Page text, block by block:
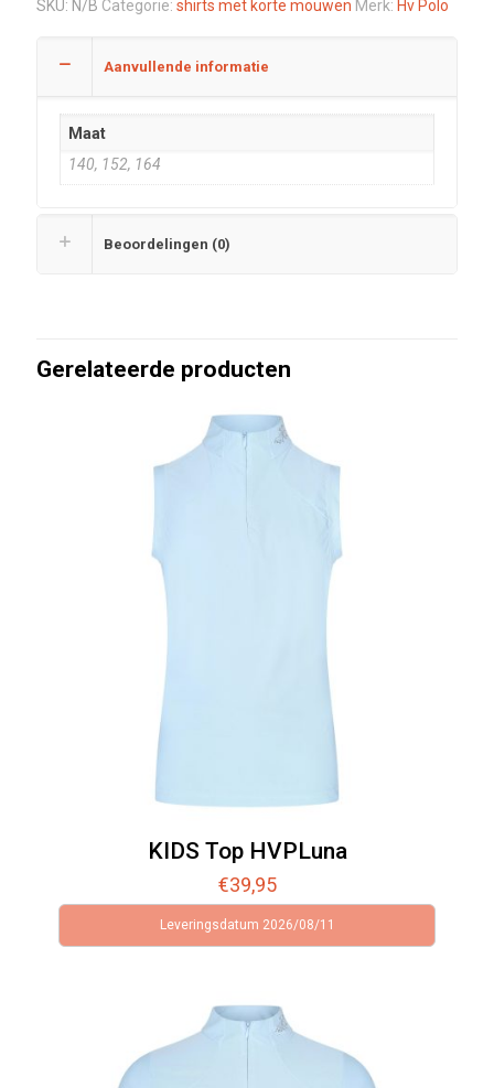
SKU: N/B Categorie: shirts met korte mouwen Merk: Hv Polo
Aanvullende informatie
Maat
140, 152, 164
Beoordelingen (0)
Gerelateerde producten
KIDS Top HVPLuna
€39,95
Leveringsdatum 2026/08/11